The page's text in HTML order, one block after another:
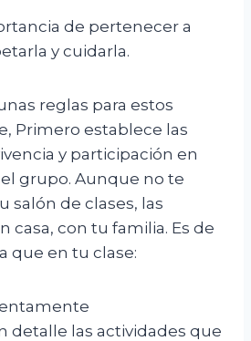
de pertenecer a
y cuidarla.
reglas para estos
Primero establece las
y participación en
grupo. Aunque no te
salón de clases, las
casa, con tu familia. Es de
que en tu clase:
detalle las actividades que